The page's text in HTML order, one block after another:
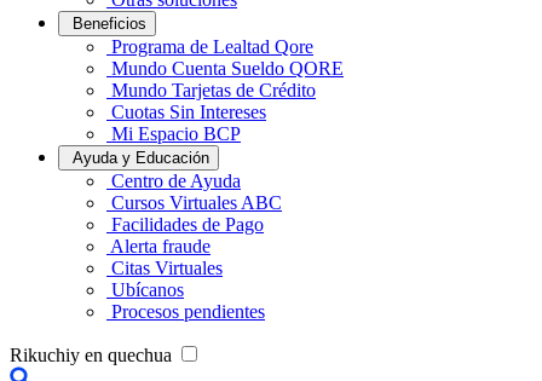
Beneficios
Programa de Lealtad Qore
Mundo Cuenta Sueldo QORE
Mundo Tarjetas de Crédito
Cuotas Sin Intereses
Mi Espacio BCP
Ayuda y Educación
Centro de Ayuda
Cursos Virtuales ABC
Facilidades de Pago
Alerta fraude
Citas Virtuales
Ubícanos
Procesos pendientes
Rikuchiy en quechua